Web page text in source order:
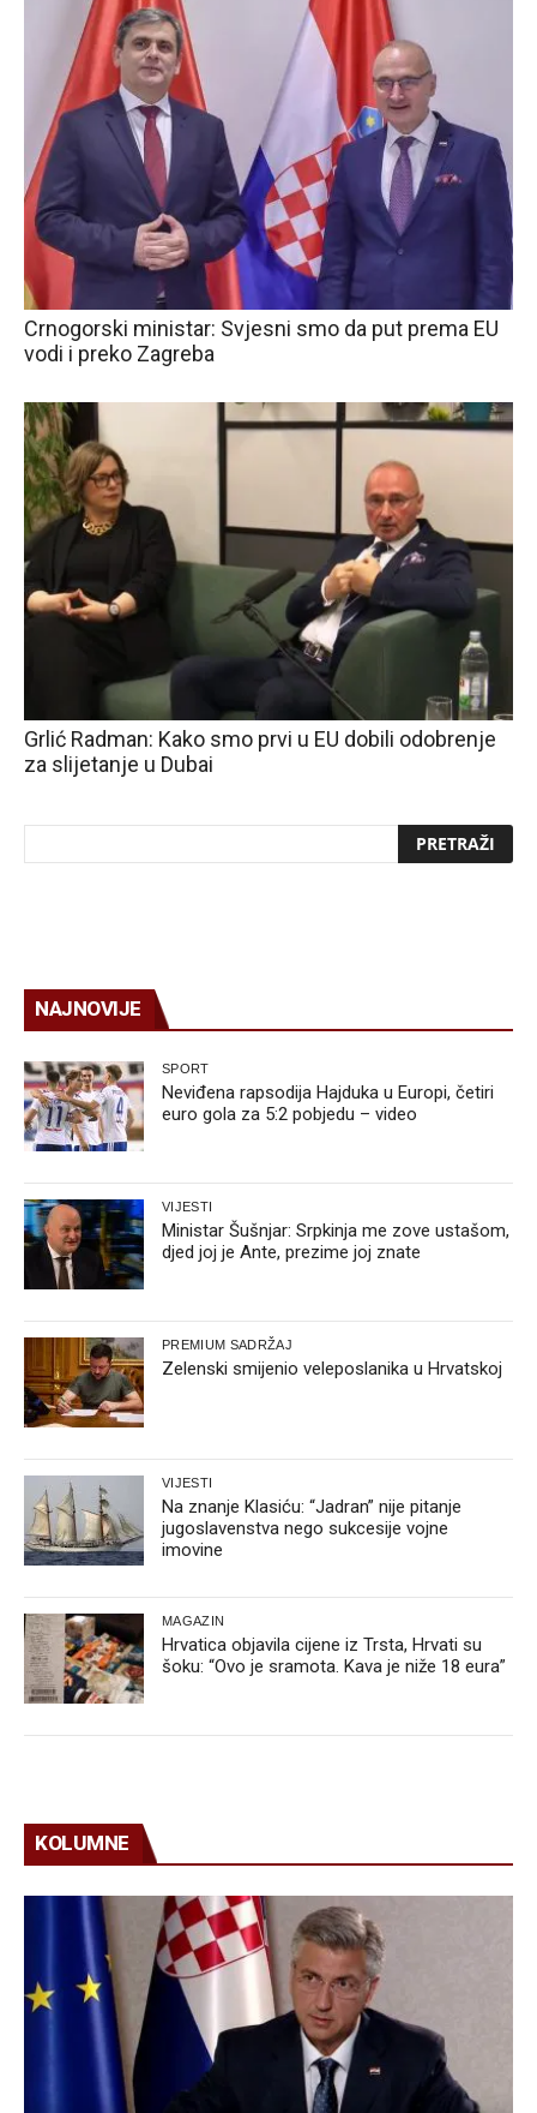
Crnogorski ministar: Svjesni smo da put prema EU
vodi i preko Zagreba
Grlić Radman: Kako smo prvi u EU dobili odobrenje
za slijetanje u Dubai
NAJNOVIJE
SPORT
Neviđena rapsodija Hajduka u Europi, četiri
euro gola za 5:2 pobjedu – video
VIJESTI
Ministar Šušnjar: Srpkinja me zove ustašom,
djed joj je Ante, prezime joj znate
PREMIUM SADRŽAJ
Zelenski smijenio veleposlanika u Hrvatskoj
VIJESTI
Na znanje Klasiću: “Jadran” nije pitanje
jugoslavenstva nego sukcesije vojne
imovine
MAGAZIN
Hrvatica objavila cijene iz Trsta, Hrvati su
šoku: “Ovo je sramota. Kava je niže 18 eura”
KOLUMNE